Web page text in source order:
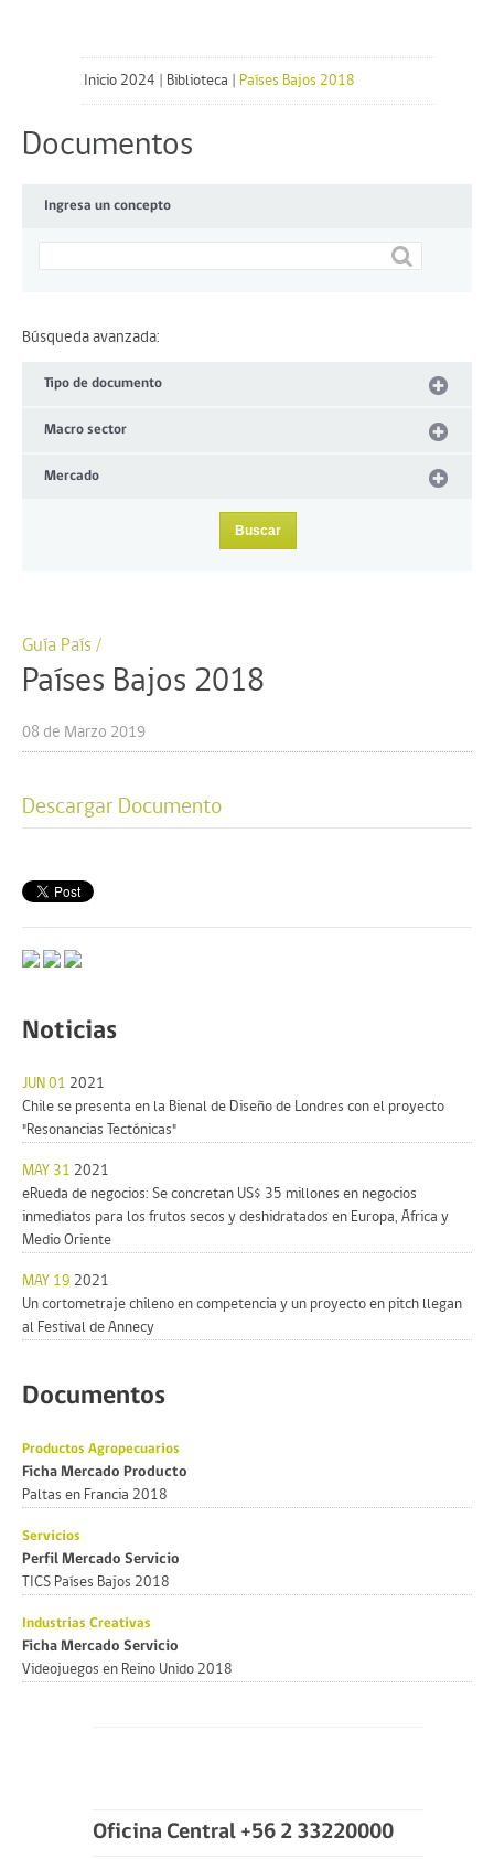
Inicio 2024 Biblioteca Países Bajos 2018
Documentos
Ingresa un concepto
Búsqueda avanzada:
Tipo de documento
Macro sector
Mercado
Guía País /
Países Bajos 2018
08 de Marzo 2019
Descargar Documento
Noticias
JUN 01 2021
Chile se presenta en la Bienal de Diseño de Londres con el proyecto
"Resonancias Tectónicas"
MAY 31 2021
eRueda de negocios: Se concretan US$ 35 millones en negocios
inmediatos para los frutos secos y deshidratados en Europa, África y
Medio Oriente
MAY 19 2021
Un cortometraje chileno en competencia y un proyecto en pitch llegan
al Festival de Annecy
Documentos
Productos Agropecuarios
Ficha Mercado Producto
Paltas en Francia 2018
Servicios
Perfil Mercado Servicio
TICS Países Bajos 2018
Industrias Creativas
Ficha Mercado Servicio
Videojuegos en Reino Unido 2018
Oficina Central +56 2 33220000